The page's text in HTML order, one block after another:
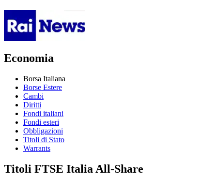
Economia
Borsa Italiana
Borse Estere
Cambi
Diritti
Fondi italiani
Fondi esteri
Obbligazioni
Titoli di Stato
Warrants
Titoli FTSE Italia All-Share